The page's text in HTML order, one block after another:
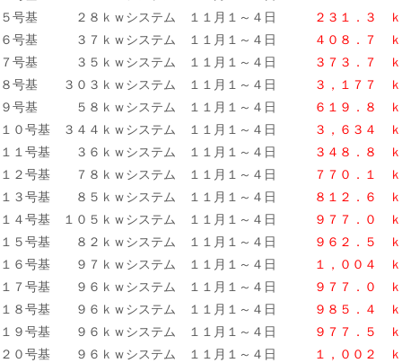
５号基 ２８ｋｗシステム １１月１～４日
２３１．３ ｋ
６号基 ３７ｋｗシステム １１月１～４日
４０８．７
７号基 ３５ｋｗシステム １１月１～４日
３７３．７ ｋ
８号基 ３０３ｋｗシステム １１月１～４日
３，１７７ ｋ
９号基 ５８ｋｗシステム １１月１～４日
６１９．８ ｋ
１０号基 ３４４ｋｗシステム １１月１～４日
３，６３４ ｋ
１１号基 ３６ｋｗシステム １１月１～４日
３４８．８ ｋ
１２号基 ７８ｋｗシステム １１月１～４日
７７０．１ ｋ
１３号基 ８５ｋｗシステム １１月１～４日
８１２．６ ｋ
１４号基 １０５ｋｗシステム １１月１～４日
９７７．０ ｋ
１５号基 ８２ｋｗシステム １１月１～４日
９６２．５ ｋ
１６号基 ９７ｋｗシステム １１月１～４日
１，００４ ｋ
１７号基 ９６ｋｗシステム １１月１～４日
９７７．０
１８号基 ９６ｋｗシステム １１月１～４日
９８５．４ ｋ
１９号基 ９６ｋｗシステム １１月１～４日
９７７．５
２０号基 ９６ｋｗシステム １１月１～４日
１，００２ ｋ